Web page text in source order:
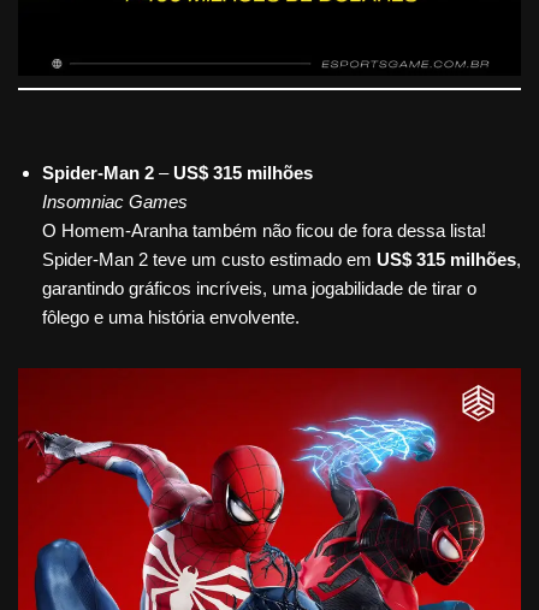
Spider-Man 2 – US$ 315 milhões
Insomniac Games
O Homem-Aranha também não ficou de fora dessa lista!
Spider-Man 2 teve um custo estimado em US$ 315 milhões,
garantindo gráficos incríveis, uma jogabilidade de tirar o
fôlego e uma história envolvente.